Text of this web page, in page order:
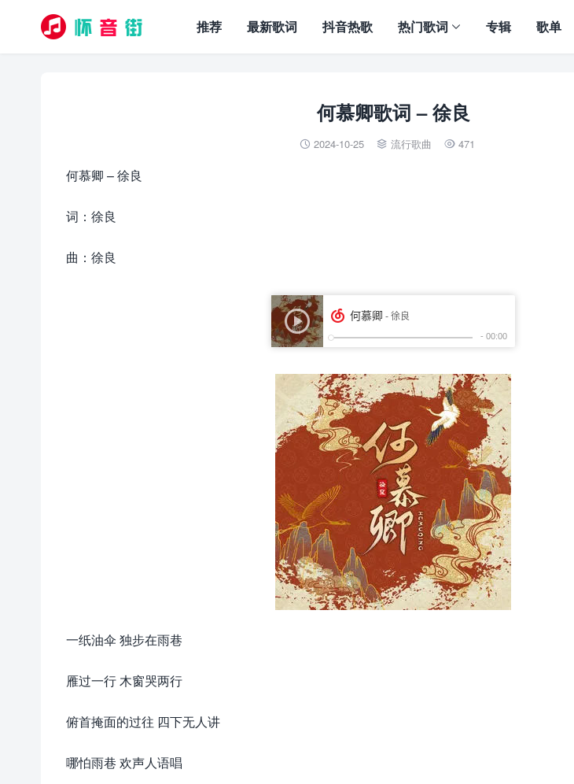
推荐 最新歌词 抖音热歌 热门歌词 专辑 歌单
何慕卿歌词 – 徐良
 2024-10-25  流行歌曲  471
何慕卿 – 徐良
词：徐良
曲：徐良
一纸油伞 独步在雨巷
雁过一行 木窗哭两行
俯首掩面的过往 四下无人讲
哪怕雨巷 欢声人语唱